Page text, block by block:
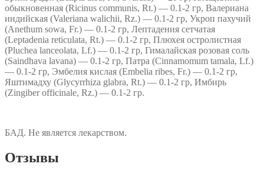
обыкновенная (Ricinus communis, Rt.) — 0.1-2 гр, Валериана
индийская (Valeriana walichii, Rz.) — 0.1-2 гр, Укроп пахучий
(Anethum sowa, Fr.) — 0.1-2 гр, Лептадения сетчатая
(Leptadenia reticulata, Rt.) — 0.1-2 гр, Плюхея остролистная
(Pluchea lanceolata, Lf.) — 0.1-2 гр, Гималайская розовая соль
(Saindhava lavana) — 0.1-2 гр, Патра (Cinnamomum tamala, Lf.)
— 0.1-2 гр, Эмбелия кислая (Embelia ribes, Fr.) — 0.1-2 гр,
Яштимадху (Glycyrrhiza glabra, Rt.) — 0.1-2 гр, Имбирь
(Zingiber officinale, Rz.) — 0.1-2 гр.
БАД. Не является лекарством.
Отзывы